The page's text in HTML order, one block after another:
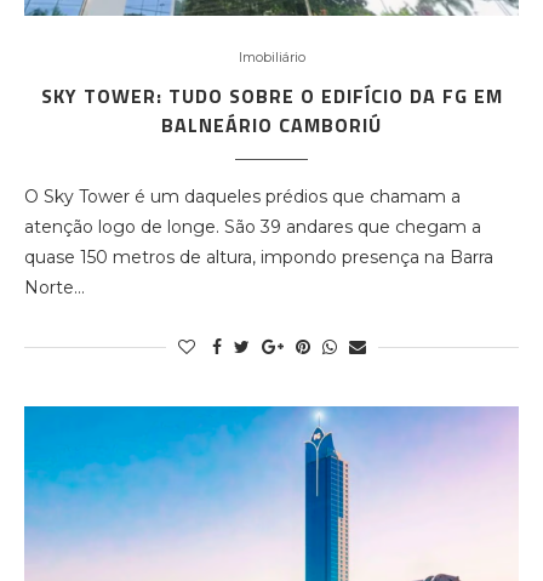
Imobiliário
SKY TOWER: TUDO SOBRE O EDIFÍCIO DA FG EM
BALNEÁRIO CAMBORIÚ
O Sky Tower é um daqueles prédios que chamam a
atenção logo de longe. São 39 andares que chegam a
quase 150 metros de altura, impondo presença na Barra
Norte…